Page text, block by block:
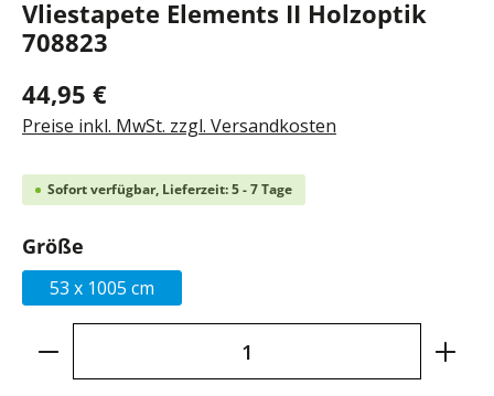
Vliestapete Elements II Holzoptik
708823
44,95 €
Preise inkl. MwSt. zzgl. Versandkosten
Sofort verfügbar, Lieferzeit: 5 - 7 Tage
Größe
53 x 1005 cm
Produkt Anzahl: Gib den gewünschten